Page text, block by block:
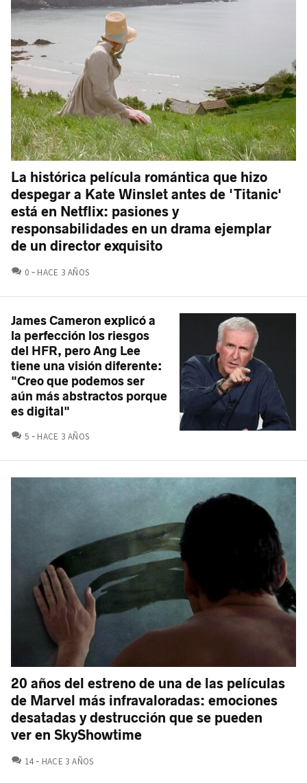
La histórica película romántica que hizo
despegar a Kate Winslet antes de 'Titanic'
está en Netflix: pasiones y
responsabilidades en un drama ejemplar
de un director exquisito
0 COMENTARIOS
HACE 3 AÑOS
James Cameron explicó a
la perfección los riesgos
del HFR, pero Ang Lee
tiene una visión diferente:
"Creo que podemos ser
aún más abstractos porque
es digital"
5 COMENTARIOS
HACE 3 AÑOS
20 años del estreno de una de las películas
de Marvel más infravaloradas: emociones
desatadas y destrucción que se pueden
ver en SkyShowtime
14 COMENTARIOS
HACE 3 AÑOS